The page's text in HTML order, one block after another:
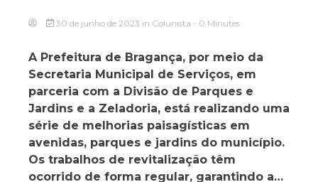
30 de junho de 2023 in Colunista - 0 Minutes
A Prefeitura de Bragança, por meio da
Secretaria Municipal de Serviços, em
parceria com a Divisão de Parques e
Jardins e a Zeladoria, está realizando uma
série de melhorias paisagísticas em
avenidas, parques e jardins do município.
Os trabalhos de revitalização têm
ocorrido de forma regular, garantindo a…